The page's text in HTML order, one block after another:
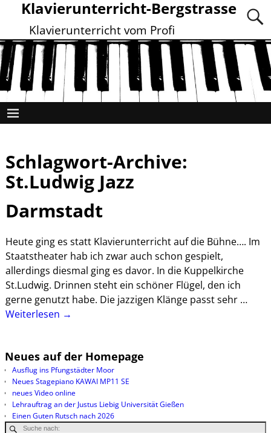
Klavierunterricht-Bergstrasse
Klavierunterricht vom Profi
Schlagwort-Archive:
St.Ludwig Jazz
Darmstadt
Heute ging es statt Klavierunterricht auf die Bühne…. Im
Staatstheater hab ich zwar auch schon gespielt,
allerdings diesmal ging es davor. In die Kuppelkirche
St.Ludwig. Drinnen steht ein schöner Flügel, den ich
gerne genutzt habe. Die jazzigen Klänge passt sehr …
Weiterlesen →
Neues auf der Homepage
Ausflug ins Pfungstädter Moor
Neues Stagepiano KAWAI MP11 SE
neues Video online
Lehrauftrag an der Justus Liebig Universität Gießen
Einen Guten Rutsch nach 2026